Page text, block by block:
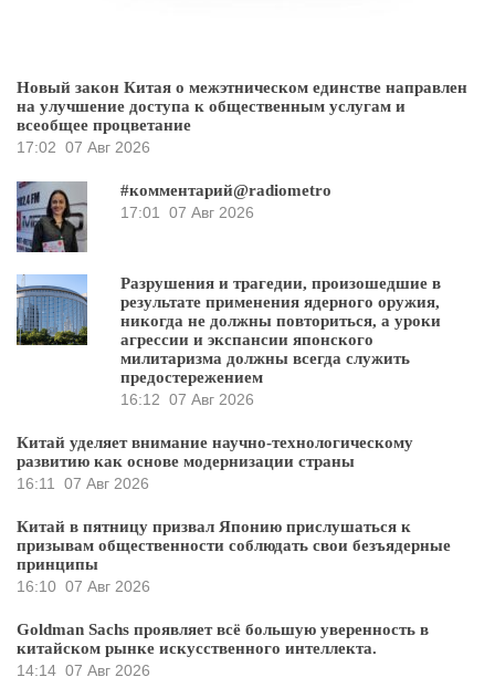
Новый закон Китая о межэтническом единстве направлен
на улучшение доступа к общественным услугам и
всеобщее процветание
17:02 07 Авг 2026
#комментарий@radiometro
17:01
07 Авг 2026
Разрушения и трагедии, произошедшие в
результате применения ядерного оружия,
никогда не должны повториться, а уроки
агрессии и экспансии японского
милитаризма должны всегда служить
предостережением
16:12 07 Авг 2026
Китай уделяет внимание научно-технологическому
развитию как основе модернизации страны
16:11
07 Авг 2026
Китай в пятницу призвал Японию прислушаться к
призывам общественности соблюдать свои безъядерные
принципы
16:10 07 Авг 2026
Goldman Sachs проявляет всё большую уверенность в
китайском рынке искусственного интеллекта.
14:14 07 Авг 2026